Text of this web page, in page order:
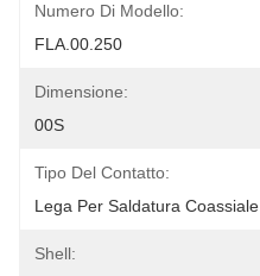
Numero Di Modello:
FLA.00.250
Dimensione:
00S
Tipo Del Contatto:
Lega Per Saldatura Coassiale
Shell: